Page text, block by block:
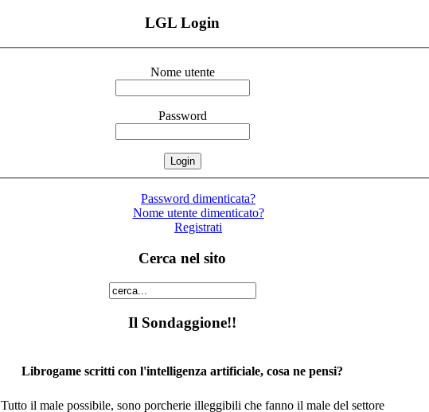
LGL Login
Nome utente
Password
Password dimenticata?
Nome utente dimenticato?
Registrati
Cerca nel sito
Il Sondaggione!!
Librogame scritti con l'intelligenza artificiale, cosa ne pensi?
Tutto il male possibile, sono porcherie illeggibili che fanno il male del settore